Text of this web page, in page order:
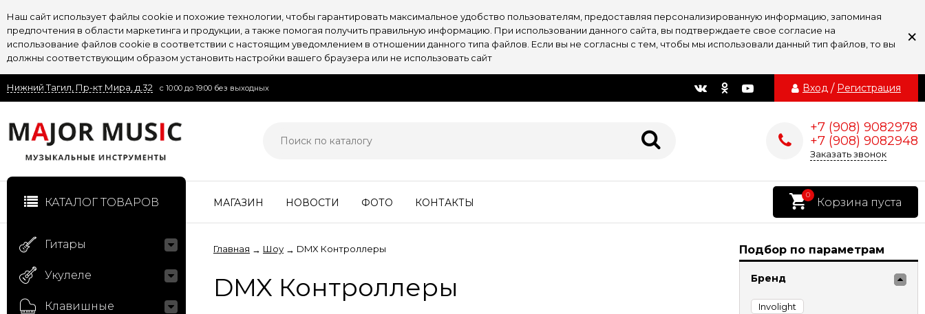
Наш сайт использует файлы cookie и похожие технологии, чтобы гарантировать максимальное удобство пользователям, предоставляя персонализированную информацию, запоминая
предпочтения в области маркетинга и продукции, а также помогая получить правильную информацию. При использовании данного сайта, вы подтверждаете свое согласие на
использование файлов cookie в соответствии с настоящим уведомлением в отношении данного типа файлов. Если вы не согласны с тем, чтобы мы использовали данный тип файлов, то вы
должны соответствующим образом установить настройки вашего браузера или не использовать сайт
×
Нижний Тагил, Пр-кт Мира, д.32 с 10:00 до 19:00 без выходных Вход / Регистрация
+7 (908) 9082978
+7 (908) 9082948
Заказать звонок
КАТАЛОГ ТОВАРОВ Корзина пуста
0
МАГАЗИН НОВОСТИ ФОТО КОНТАКТЫ
Главная → Шоу → DMX Контроллеры
DMX Контроллеры
Гитары
Укулеле
Клавишные
Подбор по параметрам
Бренд
Involight